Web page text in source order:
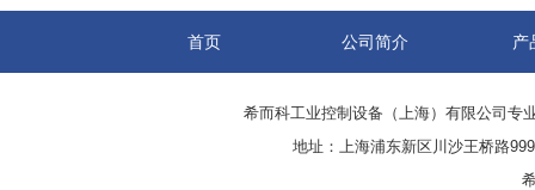
首页 公司简介 产
希而科工业控制设备（上海）有限公司专
地址：上海浦东新区川沙王桥路